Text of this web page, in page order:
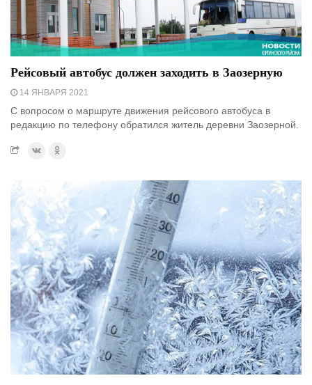
Рейсовый автобус должен заходить в Заозерную
14 ЯНВАРЯ 2021
С вопросом о маршруте движения рейсового автобуса в
редакцию по телефону обратился житель деревни Заозерной.